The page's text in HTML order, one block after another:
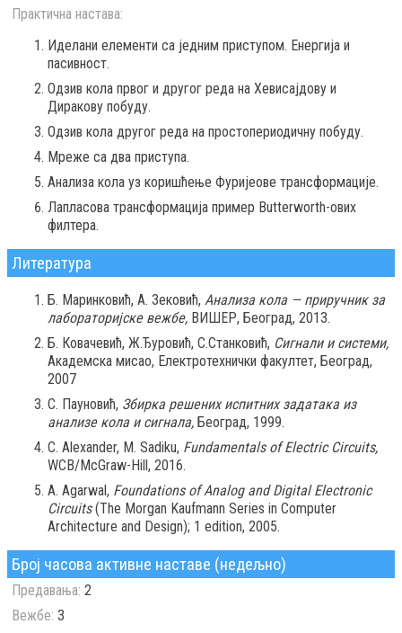
Практична настава:
Иделани елементи са једним приступом. Енергија и
пасивност.
Одзив кола првог и другог реда на Хевисајдову и
Диракову побуду.
Одзив кола другог реда на простопериодичну побуду.
Мреже са два приступа.
Анализа кола уз коришћење Фуријеове трансформације.
Лапласова трансформација пример Butterworth-ових
филтера.
Литература
Б. Маринковић, А. Зековић, Анализа кола — приручник за
лабораторијске вежбе, ВИШЕР, Београд, 2013.
Б. Ковачевић, Ж.Ђуровић, С.Станковић, Сигнали и системи,
Академска мисао, Електротехнички факултет, Београд,
2007
С. Пауновић, Збирка решених испитних задатака из
анализе кола и сигнала, Београд, 1999.
C. Alexander, M. Sadiku, Fundamentals of Electric Circuits,
WCB/McGraw-Hill, 2016.
A. Agarwal, Foundations of Analog and Digital Electronic
Circuits(The Morgan Kaufmann Series in Computer
Architecture and Design); 1 edition, 2005.
Број часова активне наставе (недељно)
Предавања: 2
Вежбе: 3